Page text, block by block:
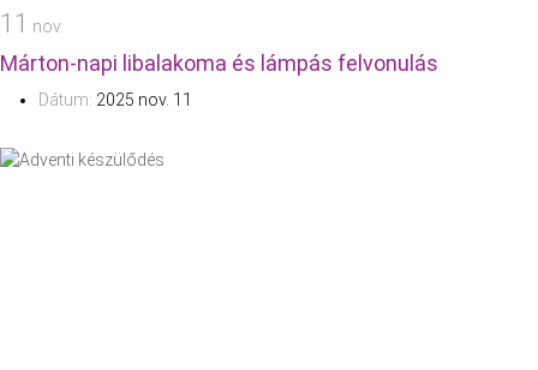
11 nov.
Márton-napi libalakoma és lámpás felvonulás
Dátum: 2025 nov. 11